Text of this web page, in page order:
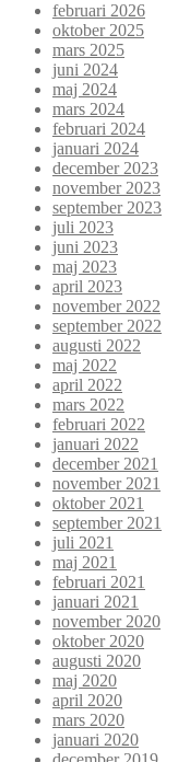
februari 2026
oktober 2025
mars 2025
juni 2024
maj 2024
mars 2024
februari 2024
januari 2024
december 2023
november 2023
september 2023
juli 2023
juni 2023
maj 2023
april 2023
november 2022
september 2022
augusti 2022
maj 2022
april 2022
mars 2022
februari 2022
januari 2022
december 2021
november 2021
oktober 2021
september 2021
juli 2021
maj 2021
februari 2021
januari 2021
november 2020
oktober 2020
augusti 2020
maj 2020
april 2020
mars 2020
januari 2020